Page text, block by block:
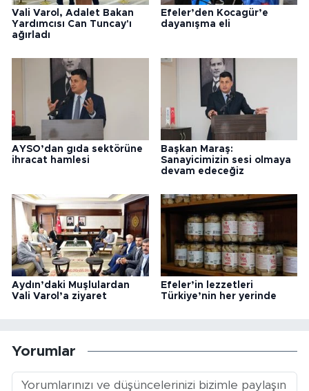
Vali Varol, Adalet Bakan
Yardımcısı Can Tuncay'ı
ağırladı
Efeler’den Kocagür’e
dayanışma eli
AYSO’dan gıda sektörüne
ihracat hamlesi
Başkan Maraş:
Sanayicimizin sesi olmaya
devam edeceğiz
Aydın’daki Muşlulardan
Vali Varol’a ziyaret
Efeler’in lezzetleri
Türkiye’nin her yerinde
Yorumlar